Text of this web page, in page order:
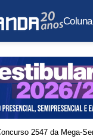
2547 da Mega-